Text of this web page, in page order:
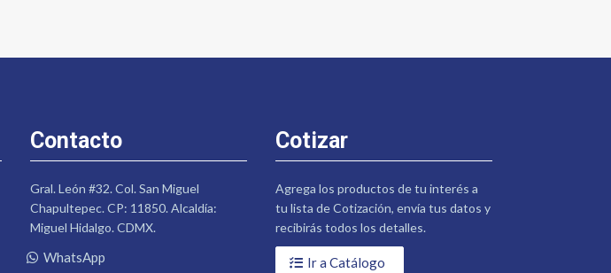
Contacto
Gral. León #32. Col. San Miguel
Chapultepec. CP: 11850. Alcaldía:
Miguel Hidalgo. CDMX.
WhatsApp
Cotizar
Agrega los productos de tu interés a
tu lista de Cotización, envía tus datos y
recibirás todos los detalles.
Ir a Catálogo